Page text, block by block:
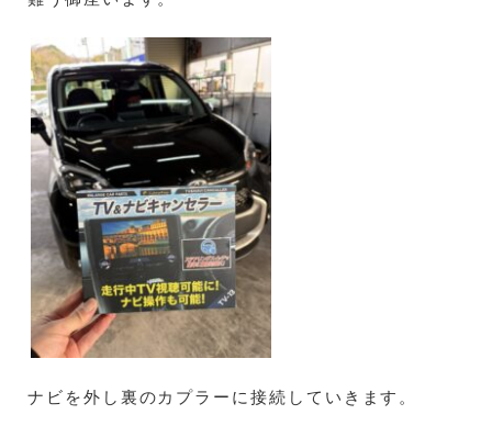
ナビを外し裏のカプラーに接続していきます。